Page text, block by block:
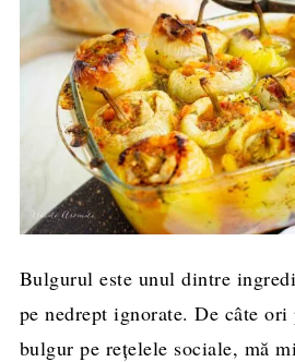
Bulgurul este unul dintre
pe nedrept ignorate. De câte ori
bulgur pe rețelele sociale, mă